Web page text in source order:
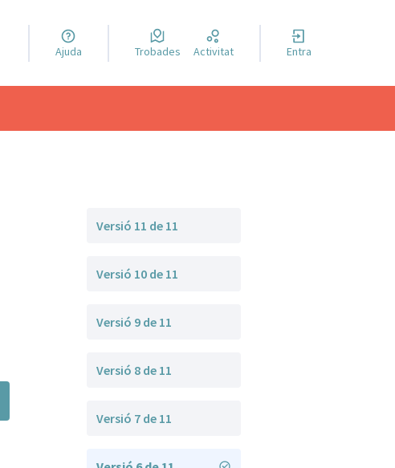
Triar la llengua
Elegir el idioma
Ajuda Trobades Activitat Entra
Versió 11 de 11
Versió 10 de 11
Versió 9 de 11
Versió 8 de 11
Versió 7 de 11